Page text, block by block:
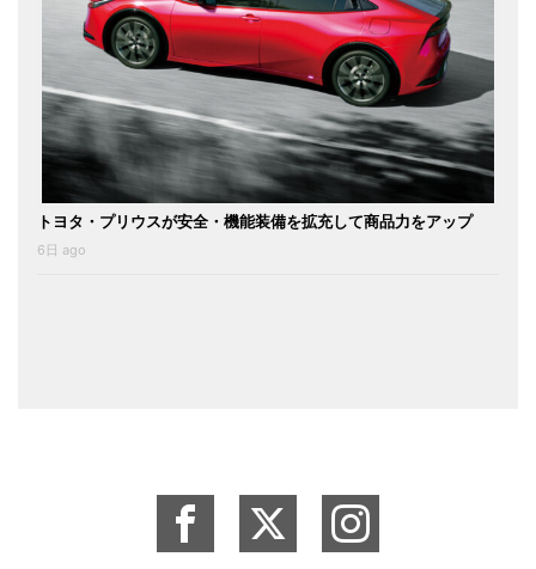
トヨタ・プリウスが安全・機能装備を拡充して商品力をアップ
6日 ago